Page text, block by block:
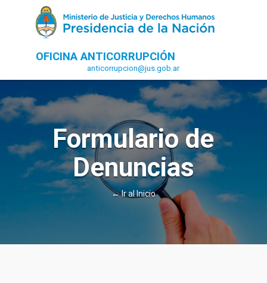
OFICINA ANTICORRUPCIÓN
anticorrupcion@jus.gob.ar
Formulario de
Denuncias
← Ir al Inicio